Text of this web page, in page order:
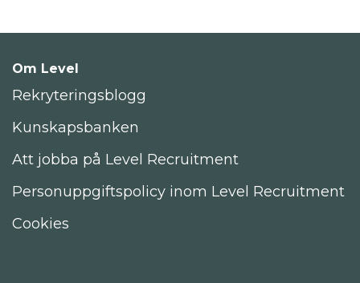
Om Level
Rekryteringsblogg
Kunskapsbanken
Att jobba på Level Recruitment
Personuppgiftspolicy inom Level Recruitment
Cookies